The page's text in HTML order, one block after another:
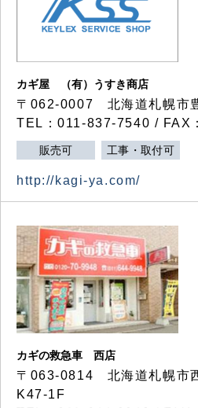
カギ屋 （有）うすき商店
〒062-0007 北海道札幌市
TEL：011-837-7540 / FAX
販売可 工事・取付可
http://kagi-ya.com/
カギの救急車 西店
〒063-0814 北海道札幌市
K47-1F